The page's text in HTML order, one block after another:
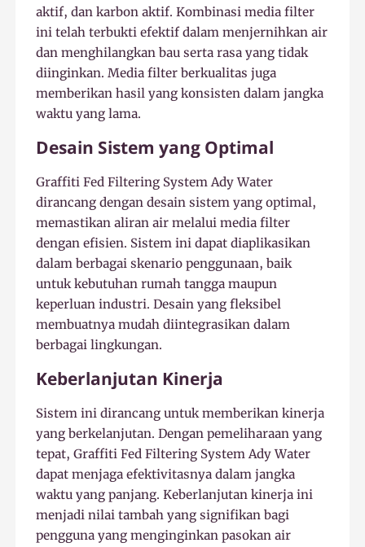
aktif, dan karbon aktif. Kombinasi media filter
ini telah terbukti efektif dalam menjernihkan air
dan menghilangkan bau serta rasa yang tidak
diinginkan. Media filter berkualitas juga
memberikan hasil yang konsisten dalam jangka
waktu yang lama.
Desain Sistem yang Optimal
Graffiti Fed Filtering System Ady Water
dirancang dengan desain sistem yang optimal,
memastikan aliran air melalui media filter
dengan efisien. Sistem ini dapat diaplikasikan
dalam berbagai skenario penggunaan, baik
untuk kebutuhan rumah tangga maupun
keperluan industri. Desain yang fleksibel
membuatnya mudah diintegrasikan dalam
berbagai lingkungan.
Keberlanjutan Kinerja
Sistem ini dirancang untuk memberikan kinerja
yang berkelanjutan. Dengan pemeliharaan yang
tepat, Graffiti Fed Filtering System Ady Water
dapat menjaga efektivitasnya dalam jangka
waktu yang panjang. Keberlanjutan kinerja ini
menjadi nilai tambah yang signifikan bagi
pengguna yang menginginkan pasokan air